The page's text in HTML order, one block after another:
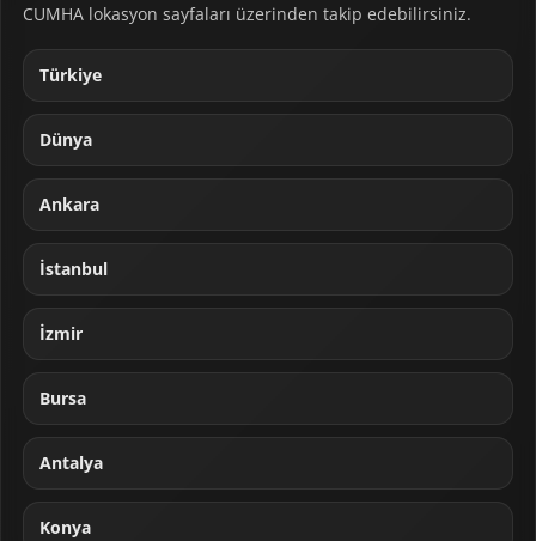
CUMHA lokasyon sayfaları üzerinden takip edebilirsiniz.
Türkiye
Dünya
Ankara
İstanbul
İzmir
Bursa
Antalya
Konya